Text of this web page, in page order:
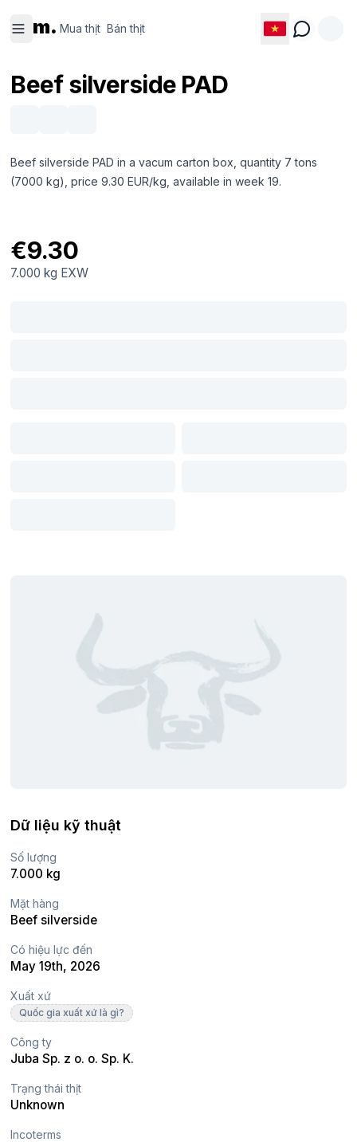
m. Mua thịt Bán thịt
Beef silverside PAD
Beef silverside PAD in a vacum carton box, quantity 7 tons
(7000 kg), price 9.30 EUR/kg, available in week 19.
€9.30
7.000 kg EXW
Dữ liệu kỹ thuật
Số lượng
7.000 kg
Mặt hàng
Beef silverside
Có hiệu lực đến
May 19th, 2026
Xuất xứ
Quốc gia xuất xứ là gì?
Công ty
Juba Sp. z o. o. Sp. K.
Trạng thái thịt
Unknown
Incoterms